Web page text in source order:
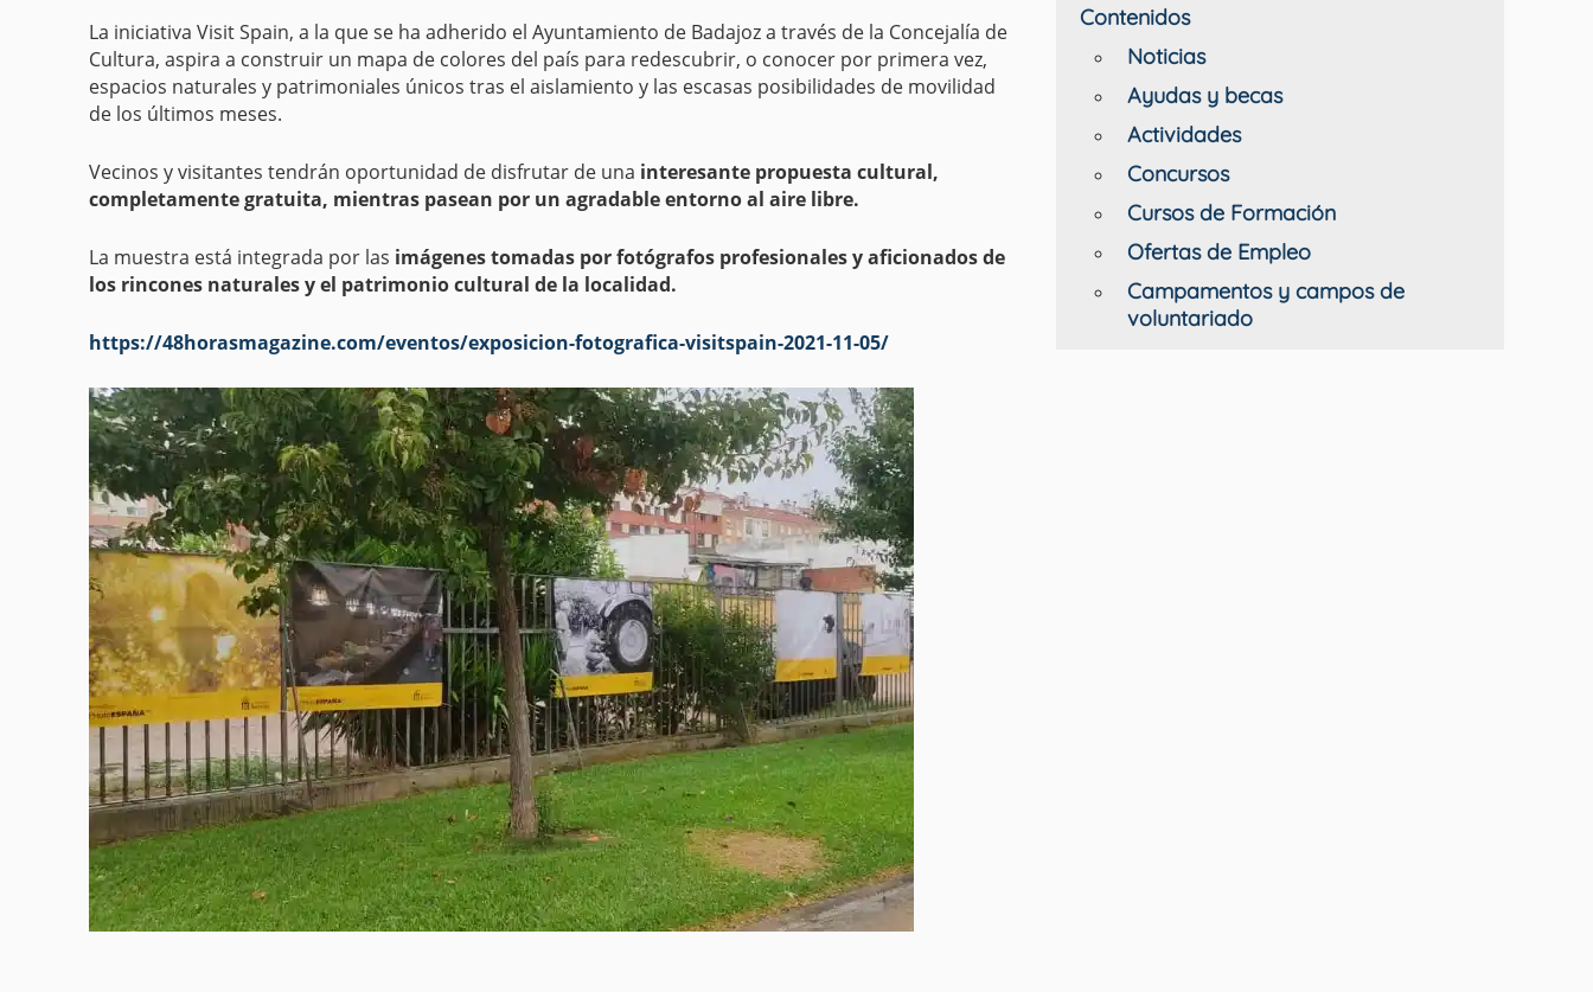
La iniciativa Visit Spain, a la que se ha adherido el Ayuntamiento de Badajoz a través de la Concejalía de
Cultura, aspira a construir un mapa de colores del país para redescubrir, o conocer por primera vez,
espacios naturales y patrimoniales únicos tras el aislamiento y las escasas posibilidades de movilidad
de los últimos meses.
Vecinos y visitantes tendrán oportunidad de disfrutar de una interesante propuesta cultural,
completamente gratuita, mientras pasean por un agradable entorno al aire libre.
La muestra está integrada por las imágenes tomadas por fotógrafos profesionales y aficionados de
los rincones naturales y el patrimonio cultural de la localidad.
https://48horasmagazine.com/eventos/exposicion-fotografica-visitspain-2021-11-05/
Contenidos
Noticias
Ayudas y becas
Actividades
Concursos
Cursos de Formación
Ofertas de Empleo
Campamentos y campos de
voluntariado